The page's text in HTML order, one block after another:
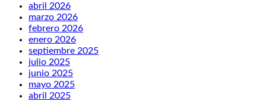
abril 2026
marzo 2026
febrero 2026
enero 2026
septiembre 2025
julio 2025
junio 2025
mayo 2025
abril 2025